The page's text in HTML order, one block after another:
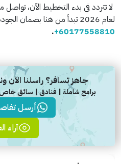
لا تتردد في بدء التخطيط الآن،
لعام 2026 تبدأ من هنا بضمان الجودة والراحة المطلقة.
+60177558810
.
جاهز تسافر؟ راسلنا
برامج شاملة | فنادق | سائق خاص | دعم 24/7
أرسل
آراء